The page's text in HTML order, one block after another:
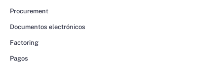
Procurement
Documentos electrónicos
Factoring
Pagos